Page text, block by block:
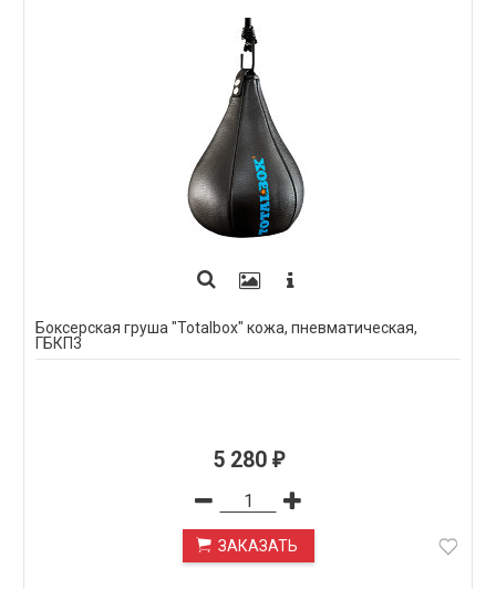
Боксерская груша "Totalbox" кожа, пневматическая,
ГБКП3
5 280 ₽
ЗАКАЗАТЬ